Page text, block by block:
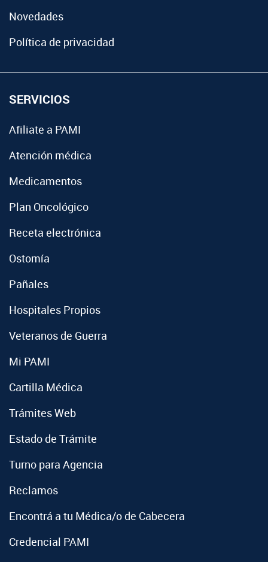
Novedades
Política de privacidad
SERVICIOS
Afiliate a PAMI
Atención médica
Medicamentos
Plan Oncológico
Receta electrónica
Ostomía
Pañales
Hospitales Propios
Veteranos de Guerra
Mi PAMI
Cartilla Médica
Trámites Web
Estado de Trámite
Turno para Agencia
Reclamos
Encontrá a tu Médica/o de Cabecera
Credencial PAMI